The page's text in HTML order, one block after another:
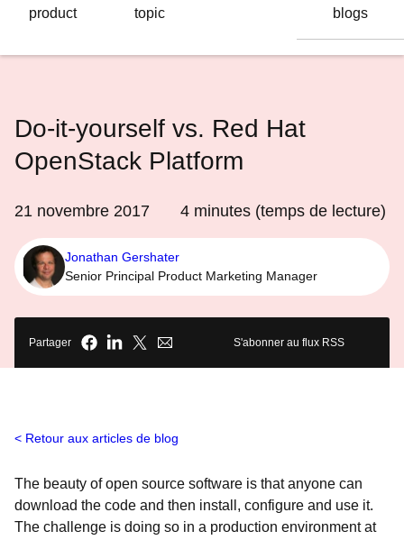
product
topic
blogs
Do-it-yourself vs. Red Hat
OpenStack Platform
21 novembre 2017 4 minutes (temps de lecture)
Jonathan Gershater
Senior Principal Product Marketing Manager
Partager S'abonner au flux RSS
Retour aux articles de blog
The beauty of open source software is that anyone can
download the code and then install, configure and use it.
The challenge is doing so in a production environment at